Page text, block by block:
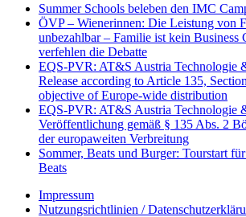
Summer Schools beleben den IMC
ÖVP – Wienerinnen: Die Leistung von
unbezahlbar – Familie ist kein Business
verfehlen die Debatte
EQS-PVR: AT&S Austria Technologie
Release according to Article 135,
objective of Europe-wide distribution
EQS-PVR: AT&S Austria Technologie
Veröffentlichung gemäß § 135 Abs. 2
der europaweiten Verbreitung
Sommer, Beats und Burger: Tourstart
Beats
Impressum
Nutzungsrichtlinien /